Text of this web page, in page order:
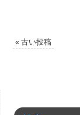
« 古い投稿